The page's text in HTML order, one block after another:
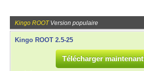
Kingo ROOTVersion populaire
Kingo ROOT 2.5-25
Télécharger maintenant